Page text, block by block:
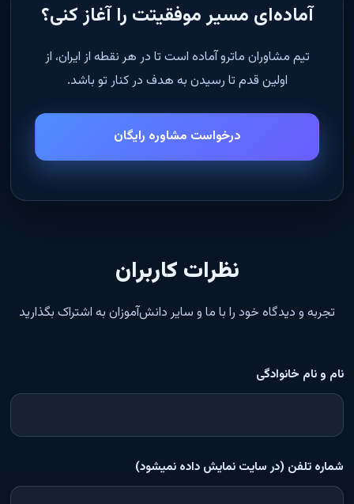
آماده‌ای مسیر موفقیتت را آغاز کنی؟
تیم مشاوران ماترو آماده است تا در هر نقطه از ایران، از
اولین قدم تا رسیدن به هدف در کنار تو باشد.
درخواست مشاوره رایگان
نظرات کاربران
تجربه و دیدگاه خود را با ما و سایر دانش‌آموزان به اشتراک بگذارید
نام و نام خانوادگی
شماره تلفن (در سایت نمایش داده نمیشود)